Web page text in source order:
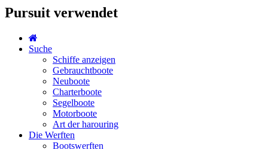
Pursuit verwendet
Suche
Schiffe anzeigen
Gebrauchtboote
Neuboote
Charterboote
Segelboote
Motorboote
Art der harouring
Die Werften
Bootswerften